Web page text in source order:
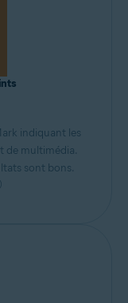
indiquant les
de multimédia.
sont bons.